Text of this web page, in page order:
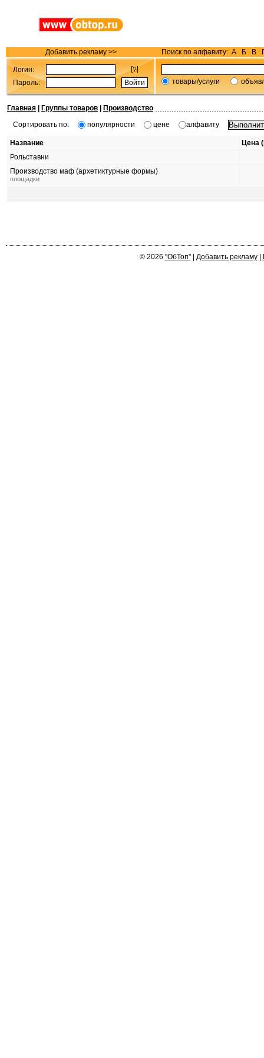
Добавить рекламу >> Поиск по алфавиту: А Б В
Логин:
Пароль:
товары/услуги
Главная Группы товаров
Производство
Сортировать по:
популярности цене алфавиту
Название
Цена
Рольставни
Производство маф (архетиктурные формы)
площадки
© 2026 "ОбТоп"| Добавить рекламу|